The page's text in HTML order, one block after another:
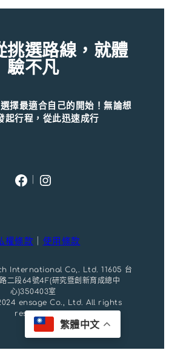
格：
格：
挑選路線，就體
驗不凡
擇最適合自己的開始！無論想
起行程，從此迅速成行
Facebook
Instagram
權條款 使用條款
International Co,. Ltd. 11605 台
二段64號4F(研究暨創新育成總中
心)350403室
ensage Co., Ltd. All rights
reserved.
繁體中文